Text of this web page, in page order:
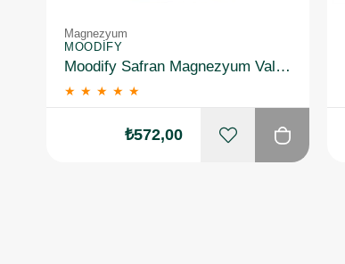
Magnezyum
MOODIFY
Moodify Safran Magnezyum Valerian B6 Vitamin 30 Kapsül
★ ★ ★ ★ ★
₺572,00